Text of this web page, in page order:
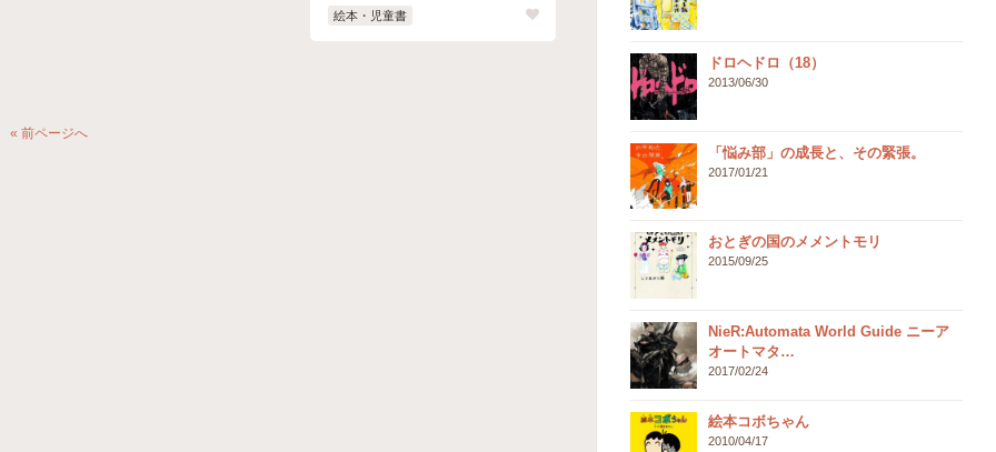
絵本・児童書
« 前ページへ
ドロヘドロ（18）
2013/06/30
「悩み部」の成長と、その緊張。
2017/01/21
おとぎの国のメメントモリ
2015/09/25
NieR:Automata World Guide ニーア
オートマタ…
2017/02/24
絵本コボちゃん
2010/04/17